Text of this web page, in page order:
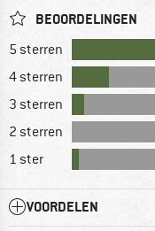
BEOORDELINGEN
5 sterren
4 sterren
3 sterren
2 sterren
1 ster
VOORDELEN